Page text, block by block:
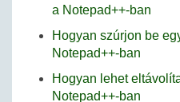
a Notepad++-ban
Hogyan szúrjon be
Notepad++-ban
Hogyan lehet
Notepad++-ban